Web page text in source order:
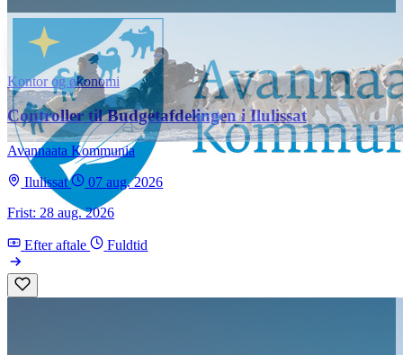
Kontor og økonomi
Controller til Budgetafdelingen i Ilulissat
Avannaata Kommunia
Ilulissat
07 aug. 2026
Frist: 28 aug. 2026
Efter aftale Fuldtid